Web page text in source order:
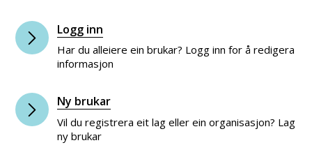
Logg inn
Har du alleiere ein brukar? Logg inn for å redigera
informasjon
Ny brukar
Vil du registrera eit lag eller ein organisasjon? Lag
ny brukar